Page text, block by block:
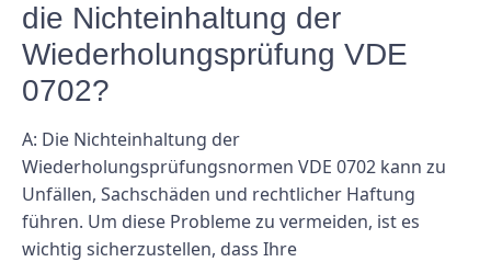
die Nichteinhaltung der
Wiederholungsprüfung VDE
0702?
A: Die Nichteinhaltung der
Wiederholungsprüfungsnormen VDE 0702 kann zu
Unfällen, Sachschäden und rechtlicher Haftung
führen. Um diese Probleme zu vermeiden, ist es
wichtig sicherzustellen, dass Ihre